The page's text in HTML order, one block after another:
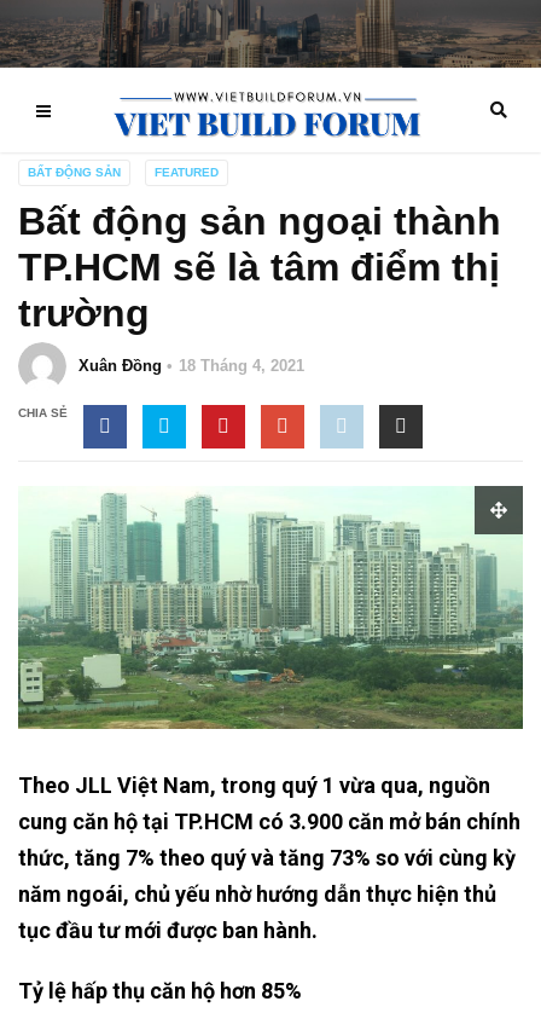
BẤT ĐỘNG SẢN FEATURED
Bất động sản ngoại thành
TP.HCM sẽ là tâm điểm thị
trường
Xuân Đồng 18 Tháng 4, 2021
CHIA SẺ
Theo JLL Việt Nam, trong quý 1 vừa qua, nguồn
cung căn hộ tại TP.HCM có 3.900 căn mở bán chính
thức, tăng 7% theo quý và tăng 73% so với cùng kỳ
năm ngoái, chủ yếu nhờ hướng dẫn thực hiện thủ
tục đầu tư mới được ban hành.
Tỷ lệ hấp thụ căn hộ hơn 85%